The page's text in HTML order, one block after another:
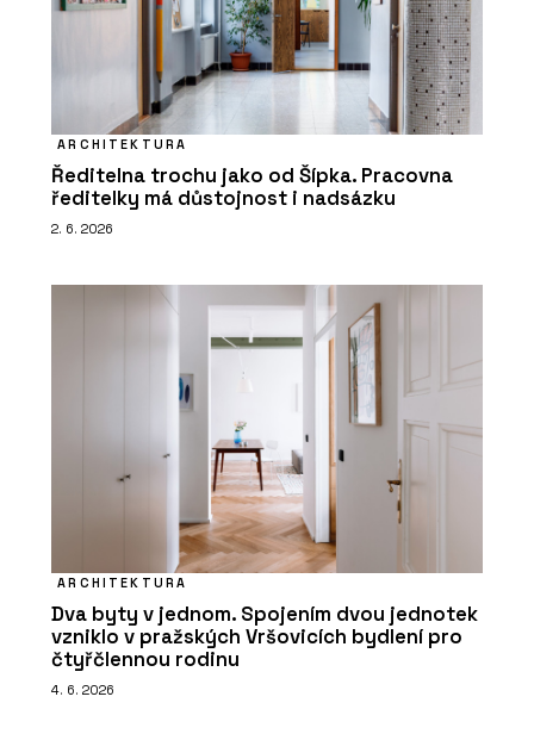
ARCHITEKTURA
Ředitelna trochu jako od Šípka. Pracovna
ředitelky má důstojnost i nadsázku
2. 6. 2026
ARCHITEKTURA
Dva byty v jednom. Spojením dvou jednotek
vzniklo v pražských Vršovicích bydlení pro
čtyřčlennou rodinu
4. 6. 2026